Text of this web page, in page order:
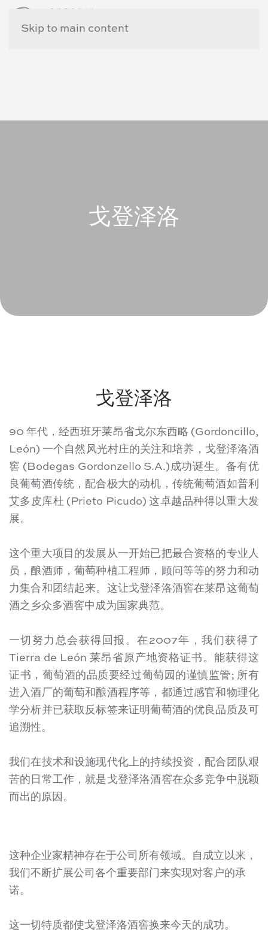
Skip to main content
戈登泽洛
戈登泽洛
90 年代，经西班牙莱昂省戈尔东西略 (Gordoncillo,
León) 一个自然风光村庄的关注和培养，戈登泽洛酒
窖 (Bodegas Gordonzello S.A.)成功诞生。备有优
良葡萄酒传统，配合极大的动机，传统葡萄酒如普利
艾多皮库杜 (Prieto Picudo) 这卓越品种得以重大发
展。
这个重大项目的发展从一开始已把最合资格的专业人
员，酿酒师，葡萄种植工程师，顾问等等的努力和动
力集合和团结起来。这让戈登泽洛酒窖在莱昂这葡萄
酒之乡众多酒窖中成为国家典范。
一切努力总会获得回报。在2007年，我们获得了
Tierra de León 莱昂省原产地资格证书。能获得这
证书，葡萄酒的品质要经过葡萄园的谨慎监管; 所有
进入酒厂的葡萄和酿酒程序等，都通过感官和物理化
学分析并已获取反标签来证明葡萄酒的优良品质及可
追溯性。
我们在技术和设施现代化上的持续投资，配合团队艰
苦的日常工作，就是戈登泽洛酒窖在众多竞争中脱颖
而出的原因。
这种企业家精神存在于公司所有领域。自成立以来，
我们不断扩展公司各个重要部门来实现对客户的承
诺。
这一切特质都使戈登泽洛酒窖换来今天的成功。